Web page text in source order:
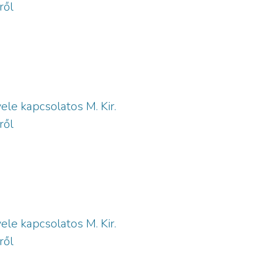
kapcsolatos M. Kir.
kapcsolatos M. Kir.